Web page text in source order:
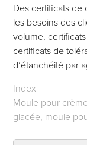
Des certificats de
les besoins des
volume,
certificats de
d’étanchéité par
Index
Moule pour
glacée, moule